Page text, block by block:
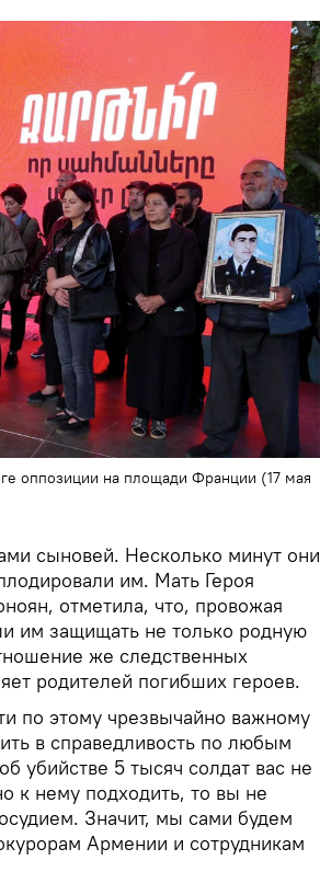
оппозиции на площади Франции (17 мая
сыновей. Несколько минут они
им. Мать Героя
отметила, что, провожая
им защищать не только родную
же следственных
родителей погибших героев.
по этому чрезвычайно важному
в справедливость по любым
убийстве 5 тысяч солдат вас не
к нему подходить, то вы не
Значит, мы сами будем
Армении и сотрудникам